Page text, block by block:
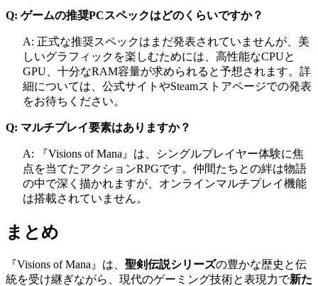
Q: ゲームの推奨PCスペックはどのくらいですか？
A: 正式な推奨スペックはまだ発表されていませんが、美
しいグラフィックを楽しむためには、高性能なCPUと
GPU、十分なRAM容量が求められると予想されます。詳
細については、公式サイトやSteamストアページでの発表
をお待ちください。
Q: マルチプレイ要素はありますか？
A: 『Visions of Mana』は、シングルプレイヤー体験に焦
点を当てたアクションRPGです。仲間たちとの絆は物語
の中で深く描かれますが、オンラインマルチプレイ機能
は搭載されていません。
まとめ
『Visions of Mana』は、 聖剣伝説シリーズの豊かな歴史と伝
統を受け継ぎながら、現代のゲーミング技術と表現力で新た